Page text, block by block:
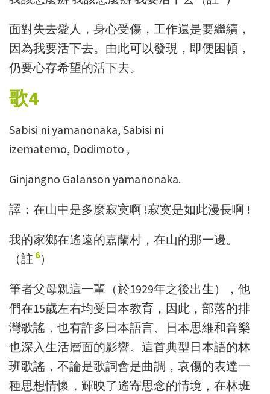
面對失去愛人，身心受傷，工作還是要繼續，
因為我要活下去。由此可以發現，即便困頓，
仍要心存希望的活下去。
歌4
Sabisi ni yamanonaka, Sabisi ni
izematemo, Dodimoto ,
Ginjangno Galanson yamanonaka.
譯 ： 在山中是多麼寂寞啊 !寂寞是如此漫長啊 !
我的家鄉在遙遠的嘉蘭村 ， 在山的那一邊。
（註 6）
筆者父母親這一輩 （於1929年之後出生 ）， 他
們在15歲左右均受日本教育 ， 因此 ， 部落的排
灣歌謠 ， 也有許多日本語言、日本思維和音樂
也深入生活層面的影響。這首典型日本語的林
班歌謠 ， 不論是歌詞會是曲調 ， 哀傷的表達一
種思想情懷 ， 輝映了遙寄思念的情境 ， 在林班